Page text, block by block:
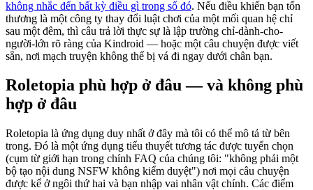
không nhắc đến bất kỳ điều gì trong số đó. Nếu điều khiến bạn tổn
thương là một công ty thay đổi luật chơi của một mối quan hệ chỉ
sau một đêm, thì câu trả lời thực sự là lập trường chỉ-dành-cho-
người-lớn rõ ràng của Kindroid — hoặc một câu chuyện được viết
sẵn, nơi mạch truyện không thể bị vá đi ngay dưới chân bạn.
Roletopia phù hợp ở đâu — và không phù
hợp ở đâu
Roletopia là ứng dụng duy nhất ở đây mà tôi có thể mô tả từ bên
trong. Đó là một ứng dụng tiểu thuyết tương tác được tuyển chọn
(cụm từ giới hạn trong chính FAQ của chúng tôi: "không phải một
bộ tạo nội dung NSFW không kiểm duyệt") nơi mọi câu chuyện
được kể ở ngôi thứ hai và bạn nhập vai nhân vật chính. Các điểm